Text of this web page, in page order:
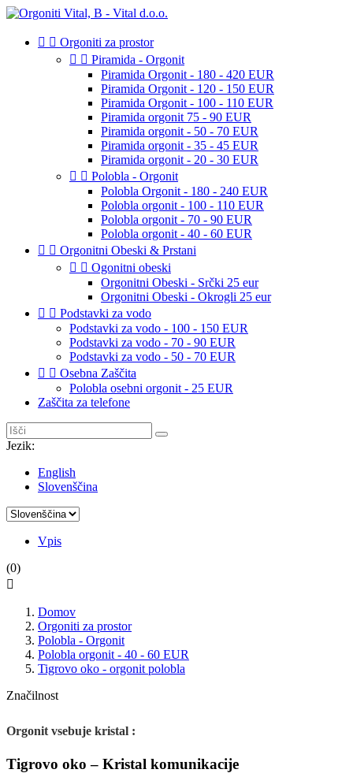
  Orgoniti za prostor
  Piramida - Orgonit
Piramida Orgonit - 180 - 420 EUR
Piramida Orgonit - 120 - 150 EUR
Piramida Orgonit - 100 - 110 EUR
Piramida orgonit 75 - 90 EUR
Piramida orgonit - 50 - 70 EUR
Piramida orgonit - 35 - 45 EUR
Piramida orgonit - 20 - 30 EUR
  Polobla - Orgonit
Polobla Orgonit - 180 - 240 EUR
Polobla orgonit - 100 - 110 EUR
Polobla orgonit - 70 - 90 EUR
Polobla orgonit - 40 - 60 EUR
  Orgonitni Obeski & Prstani
  Ogonitni obeski
Orgonitni Obeski - Srčki 25 eur
Orgonitni Obeski - Okrogli 25 eur
  Podstavki za vodo
Podstavki za vodo - 100 - 150 EUR
Podstavki za vodo - 70 - 90 EUR
Podstavki za vodo - 50 - 70 EUR
  Osebna Zaščita
Polobla osebni orgonit - 25 EUR
Zaščita za telefone
Jezik:
English
Slovenščina
Vpis
(0)

Domov
Orgoniti za prostor
Polobla - Orgonit
Polobla orgonit - 40 - 60 EUR
Tigrovo oko - orgonit polobla
Značilnost
Orgonit vsebuje kristal :
Tigrovo oko – Kristal komunikacije